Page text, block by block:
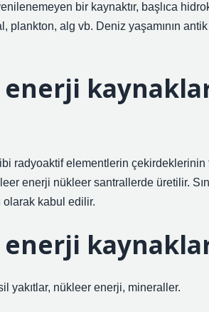
bir kaynaktır, başlıca
plankton, alg vb. Deniz yaşamının
radyoaktif elementlerin
enerji nükleer santrallerde üretilir.
olarak kabul edilir.
yakıtlar, nükleer enerji, mineraller.